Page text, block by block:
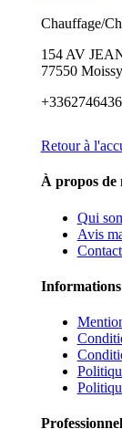
Chauffage/
154 AV
77550
Retour à
À propos de
Qui
Avis
Informations